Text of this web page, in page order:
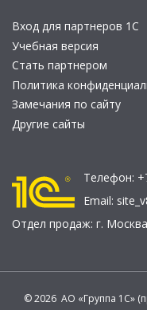
Вход для партнеров 1С
Учебная версия
Стать партнером
Политика
Замечания по сайту
Другие сайты
Телефон:
Email:
Отдел продаж: г. Москва
© 2026 АО «Группа 1С»